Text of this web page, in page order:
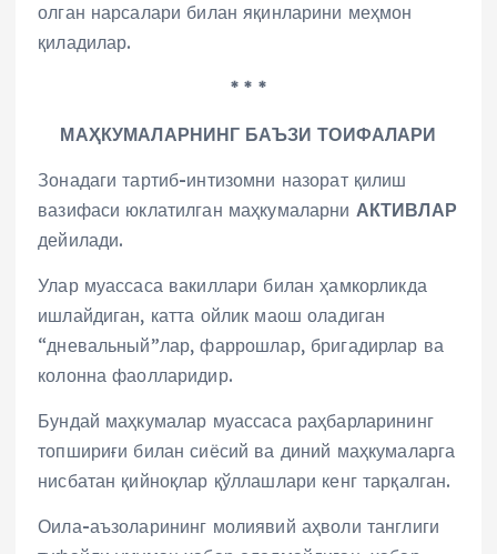
олган нарсалари билан яқинларини меҳмон
қиладилар.
* * *
МАҲКУМАЛАРНИНГ БАЪЗИ ТОИФАЛАРИ
Зонадаги тартиб-интизомни назорат қилиш
вазифаси юклатилган маҳкумаларни АКТИВЛАР
дейилади.
Улар муассаса вакиллари билан ҳамкорликда
ишлайдиган, катта ойлик маош оладиган
“дневальный”лар, фаррошлар, бригадирлар ва
колонна фаолларидир.
Бундай маҳкумалар муассаса раҳбарларининг
топшириғи билан сиёсий ва диний маҳкумаларга
нисбатан қийноқлар қўллашлари кенг тарқалган.
Оила-аъзоларининг молиявий аҳволи танглиги